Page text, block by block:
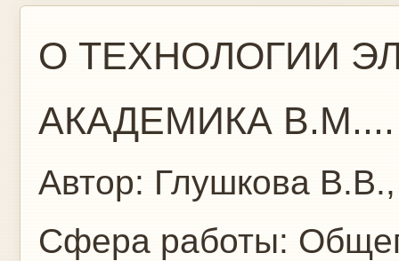
О ТЕХНОЛОГИИ
АКАДЕМИКА В.М....
Автор: Глушкова
Сфера работы: